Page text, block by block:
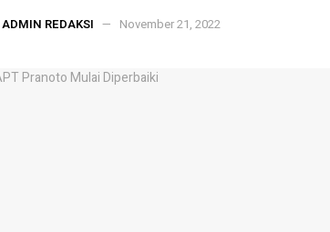
ADMIN REDAKSI November 21, 2022